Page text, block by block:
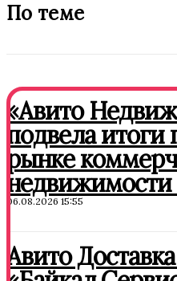
По теме
«Авито
подвела итоги
рынке
недвижимости
06.08.2026 15:55
Авито